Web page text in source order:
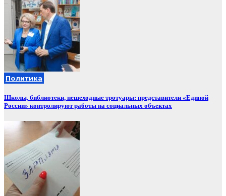
Политика
Школы, библиотеки, пешеходные тротуары: представители «Единой
России» контролируют работы на социальных объектах